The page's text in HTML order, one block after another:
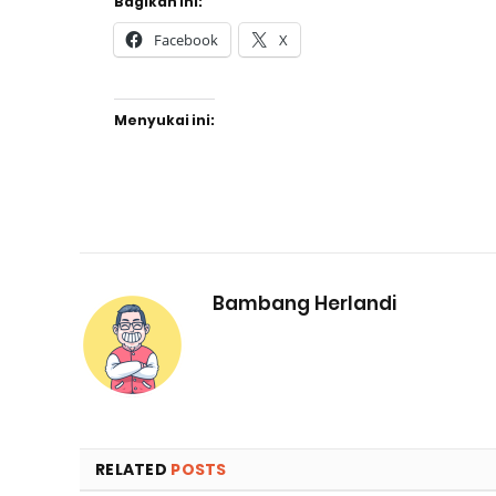
Facebook X
Menyukai ini:
Bambang Herlandi
RELATED POSTS